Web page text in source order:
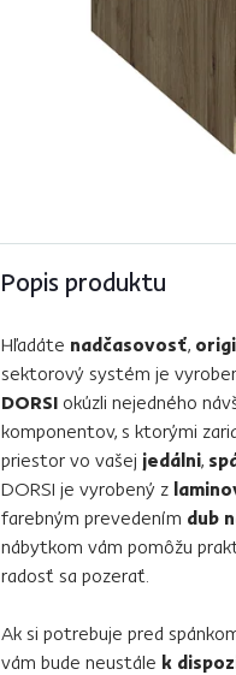
Popis produktu
Hľadáte nadčasovosť,
sektorový systém je
DORSI okúzli nejedného
komponentov, s ktorými
priestor vo vašej jedálni,
DORSI je vyrobený z
farebným prevedením dub
nábytkom vám pomôžu
radosť sa pozerať.
Ak si potrebuje pred
vám bude neustále k